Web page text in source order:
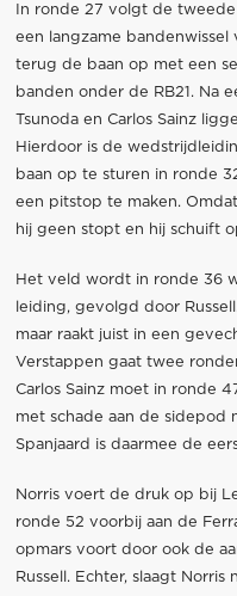
In ronde 27 volgt de
een langzame bandenwissel
terug de baan op met een
banden onder de RB21. Na
Tsunoda en Carlos Sainz
Hierdoor is de
baan op te sturen in ronde
een pitstop te maken.
hij geen stopt en hij schuift
Het veld wordt in ronde 36
leiding, gevolgd door
maar raakt juist in een
Verstappen gaat twee
Carlos Sainz moet in ronde
met schade aan de sidepod
Spanjaard is daarmee de
Norris voert de druk op bij
ronde 52 voorbij aan de
opmars voort door ook de
Russell. Echter, slaagt